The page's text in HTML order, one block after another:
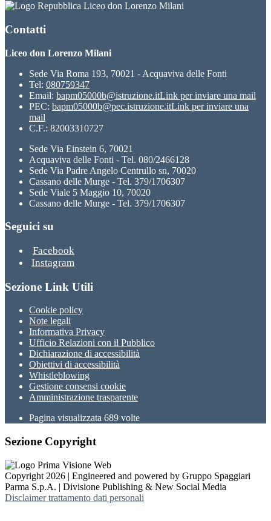
Liceo don Lorenzo Milani
Contatti
Liceo don Lorenzo Milani
Sede Via Roma 193, 70021 - Acquaviva delle Fonti
Tel: 080759347
Email: bapm05000b@istruzione.itLink per inviare una mail
PEC: bapm05000b@pec.istruzione.itLink per inviare una
mail
C.F.: 82003310727
Sede Via Einstein 6, 70021
Acquaviva delle Fonti - Tel. 080/2466128
Sede Via Padre Angelo Centrullo sn, 70020
Cassano delle Murge - Tel. 379/1706307
Sede Viale 5 Maggio 10, 70020
Cassano delle Murge - Tel. 379/1706307
Seguici su
Facebook
Instagram
Sezione Link Utili
Cookie policy
Note legali
Informativa Privacy
Ufficio Relazioni con il Pubblico
Dichiarazione di accessibilità
Obiettivi di accessibilità
Whistleblowing
Gestione consensi cookie
Amministrazione trasparente
Pagina visualizzata 689 volte
Sezione Copyright
Copyright 2026 | Engineered and powered by Gruppo Spaggiari
Parma S.p.A. | Divisione Publishing & New Social Media
Disclaimer trattamento dati personali